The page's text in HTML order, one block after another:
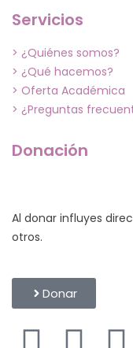
Servicios
> ¿Quiénes somos?
> ¿Qué hacemos?
> Oferta Académica
> ¿Preguntas
Donación
Al donar influyes
otros.
Donar